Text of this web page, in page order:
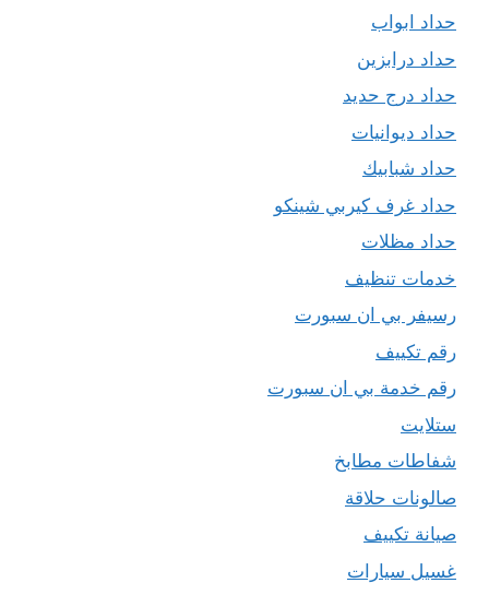
حداد ابواب
حداد درابزين
حداد درج حديد
حداد ديوانيات
حداد شبابيك
حداد غرف كيربي شينكو
حداد مظلات
خدمات تنظيف
رسيفر بي ان سبورت
رقم تكييف
رقم خدمة بي ان سبورت
ستلايت
شفاطات مطابخ
صالونات حلاقة
صيانة تكييف
غسيل سيارات